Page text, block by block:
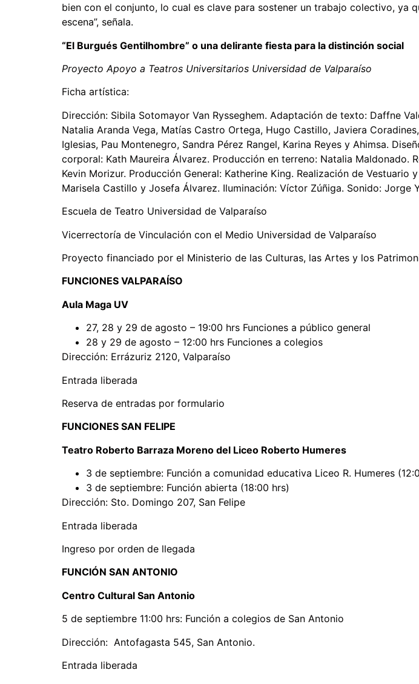
bien con el conjunto, lo cual es clave para sostener un trabajo colectivo,
escena”, señala.
“El Burgués Gentilhombre” o una delirante fiesta para la distinción social
Proyecto Apoyo a Teatros Universitarios Universidad de Valparaíso
Ficha artística:
Dirección: Sibila Sotomayor Van Rysseghem. Adaptación de texto: Daffne
Natalia Aranda Vega, Matías Castro Ortega, Hugo Castillo, Javiera
Iglesias, Pau Montenegro, Sandra Pérez Rangel, Karina Reyes y Ahimsa.
corporal: Kath Maureira Álvarez. Producción en terreno: Natalia Maldonado.
Kevin Morizur. Producción General: Katherine King. Realización de
Marisela Castillo y Josefa Álvarez. Iluminación: Víctor Zúñiga. Sonido: Jorge
Escuela de Teatro Universidad de Valparaíso
Vicerrectoría de Vinculación con el Medio Universidad de Valparaíso
Proyecto financiado por el Ministerio de las Culturas, las Artes y los
FUNCIONES VALPARAÍSO
Aula Maga UV
27, 28 y 29 de agosto – 19:00 hrs Funciones a público general
28 y 29 de agosto – 12:00 hrs Funciones a colegios
Dirección: Errázuriz 2120, Valparaíso
Entrada liberada
Reserva de entradas por formulario
FUNCIONES SAN FELIPE
Teatro Roberto Barraza Moreno del Liceo Roberto Humeres
3 de septiembre: Función a comunidad educativa Liceo R. Humeres
3 de septiembre: Función abierta (18:00 hrs)
Dirección: Sto. Domingo 207, San Felipe
Entrada liberada
Ingreso por orden de llegada
FUNCIÓN SAN ANTONIO
Centro Cultural San Antonio
5 de septiembre 11:00 hrs: Función a colegios de San Antonio
Dirección: Antofagasta 545, San Antonio.
Entrada liberada